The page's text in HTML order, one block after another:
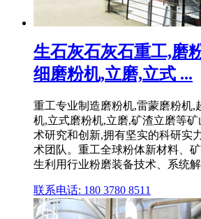
生石灰石灰石重工,磨
细磨粉机,立磨,立式 ...
重工专业制造磨粉机,雷蒙磨粉机,
机,立式磨粉机,立磨,矿渣立磨等
术研究和创新,拥有坚实的科研实
术团队。重工全球粉体新材料、
生利用行业粉磨装备技术、系统
联系电话: 180 3780 8511